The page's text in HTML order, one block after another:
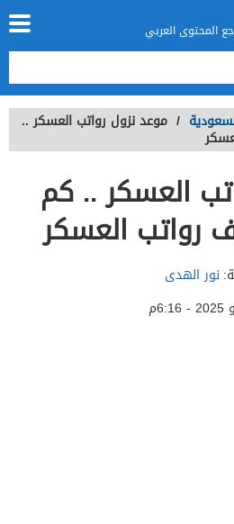
المحتوى العربي
/ موعد نزول رواتب العسكر ..
العسكر .. كم
رواتب العسكر
نور الهدى